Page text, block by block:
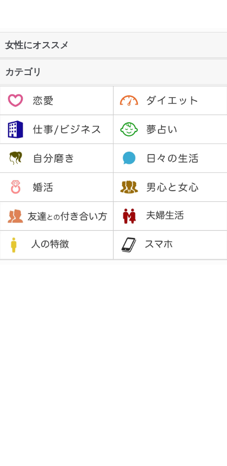
女性にオススメ
カテゴリ